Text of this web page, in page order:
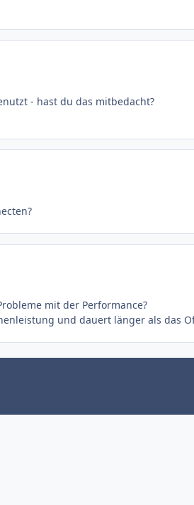
- hast du das mitbedacht?
mit der Performance?
und dauert länger als das